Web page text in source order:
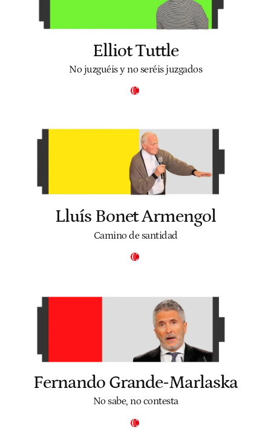
Elliot Tuttle
No juzguéis y no seréis juzgados
Lluís Bonet Armengol
Camino de santidad
Fernando Grande-Marlaska
No sabe, no contesta